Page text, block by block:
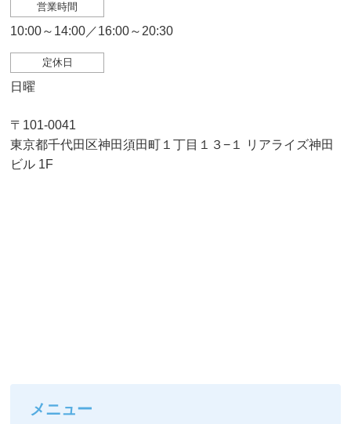
営業時間
10:00～14:00／16:00～20:30
定休日
日曜
〒101-0041
東京都千代田区神田須田町１丁目１３−１ リアライズ神田
ビル 1F
メニュー